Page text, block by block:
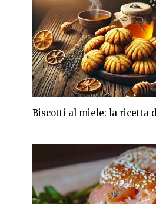
Biscotti al miele: la ricetta